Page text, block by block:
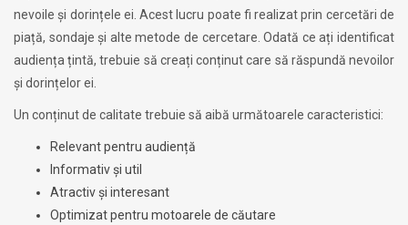
nevoile și dorințele ei. Acest lucru poate fi realizat prin cercetări de
piață, sondaje și alte metode de cercetare. Odată ce ați identificat
audiența țintă, trebuie să creați conținut care să răspundă nevoilor
și dorințelor ei.
Un conținut de calitate trebuie să aibă următoarele caracteristici:
Relevant pentru audiență
Informativ și util
Atractiv și interesant
Optimizat pentru motoarele de căutare